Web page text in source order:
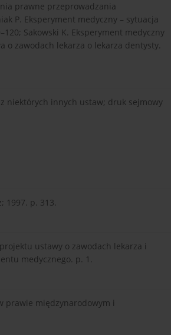
prawne przeprowadzania
P. Eksperyment medyczny – sytuacja
Sakowski K. Eksperyment medyczny
o zawodach lekarza o lekarza dentysty.
niektórych innych ustaw; druk sejmowy
1997. p. 313.
ustawy o zawodach lekarza i
medycznego. p. 1.
prawie międzynarodowym i